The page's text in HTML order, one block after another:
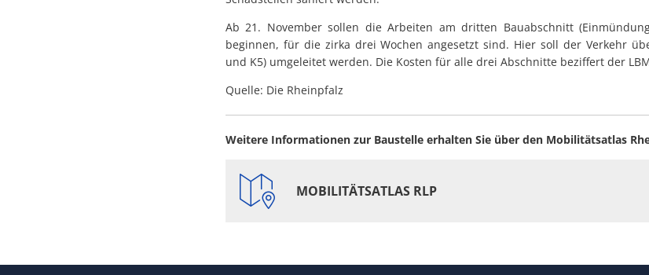
Ab 21. November sollen die Arbeiten am dritten Bauabschnitt
beginnen, für die zirka drei Wochen angesetzt sind. Hier soll der Verkehr
und K5) umgeleitet werden. Die Kosten für alle drei Abschnitte beziffert der
Quelle: Die Rheinpfalz
Weitere Informationen zur Baustelle erhalten Sie über den Mobilitätsatlas
MOBILITÄTSATLAS RLP